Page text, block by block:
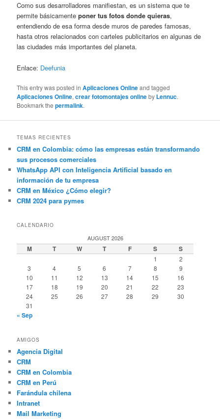
Como sus desarrolladores manifiestan, es un sistema que te
permite básicamenteponer tus fotos donde quieras,
entendiendo de esa forma desde muros de paredes famosas,
hasta otros relacionados con carteles publicitarios en algunas de
las ciudades más importantes del planeta.
Enlace: Deefunia
This entry was posted inAplicaciones Onlineand tagged
Aplicaciones Online,crear fotomontajes onlineby Lennuc.
Bookmark thepermalink.
TEMAS RECIENTES
CRM en Colombia: cómo las empresas están transformando
sus procesos comerciales
WhatsApp API con Inteligencia Artificial basado en
información de tu empresa
CRM en México ¿Cómo elegir?
CRM 2024 para pymes
CALENDARIO
AUGUST 2026
M T W T F S S
1
2
3
4 5 6 7 8
9
10
11 12 13 14 15
16
17
18 19 20 21 22
23
24
25 26 27 28 29
30
31
« Sep
AMIGOS
Agencia Digital
CRM
CRM en Colombia
CRM en Perú
Farándula chilena
Intranet
Mail Marketing